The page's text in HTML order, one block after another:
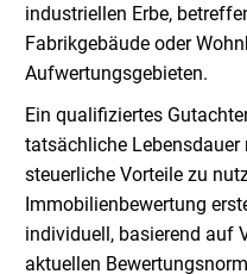
industriellen Erbe,
Fabrikgebäude oder
Aufwertungsgebieten.
Ein qualifiziertes
tatsächliche
steuerliche Vorteile zu
Immobilienbewertung
individuell, basierend auf
aktuellen